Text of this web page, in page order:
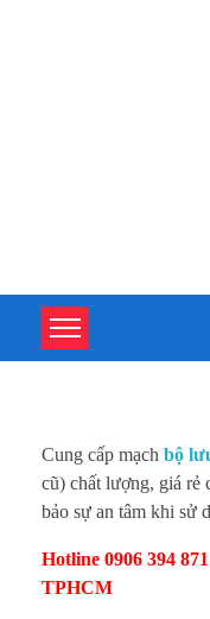
B
ộ
ư
Cung cấp mạch bộ
cũ) chất lượng, giá rẻ
bảo sự an tâm khi sử
Hotline 0906 394
TPHCM